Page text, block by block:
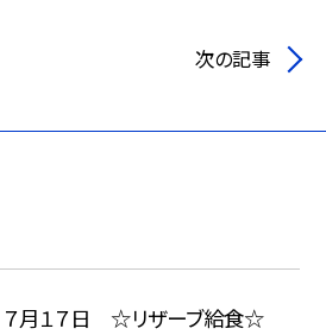
次の記事
７月１７日 ☆リザーブ給食☆